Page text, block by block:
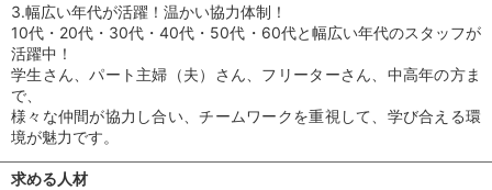
3.幅広い年代が活躍！温かい協力体制！
10代・20代・30代・40代・50代・60代と幅広い年代のスタッフが
活躍中！
学生さん、パート主婦（夫）さん、フリーターさん、中高年の方ま
で、
様々な仲間が協力し合い、チームワークを重視して、学び合える環
境が魅力です。
求める人材